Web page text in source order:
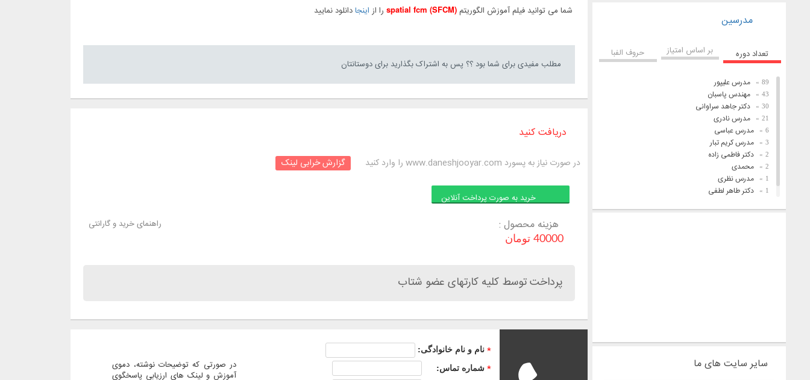
شما می توانید فیلم آموزش الگوریتم spatial fcm (SFCM) را از اینجادانلود نمایید
مطلب مفیدی برای شما بود ؟؟ پس به اشتراک بگذارید برای دوستانتان
دریافت کنید
در صورت نیاز به پسورد www.daneshjooyar.com را وارد کنید گزارش خرابی لینک
خرید به صورت پرداخت آنلاین
هزینه محصول :
40000 تومان
راهنمای خرید و گارانتی
پرداخت توسط کلیه کارتهای عضو شتاب
* نام و نام خانوادگی:
* شماره تماس:
در صورتی که توضیحات نوشته، دموی
آموزش و لینک های ارزیابی پاسخگوی
مدرسین
تعداد دوره بر اساس امتیاز حروف الفبا
89 مدرس علیپور
43 مهندس پاسبان
30 دکتر جاهد سراوانی
21 مدرس نادری
6 مدرس عباسی
3 مدرس کریم تبار
2 دکتر فاطمی زاده
2 محمدی
1 مدرس نظری
1 دکتر طاهر لطفی
سایر سایت های ما